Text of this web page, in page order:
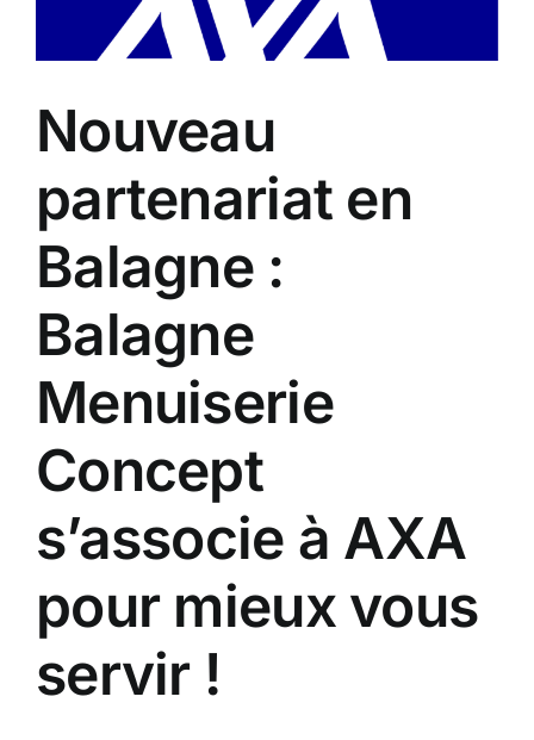
Nouveau
partenariat en
Balagne :
Balagne
Menuiserie
Concept
s’associe à AXA
pour mieux vous
servir !